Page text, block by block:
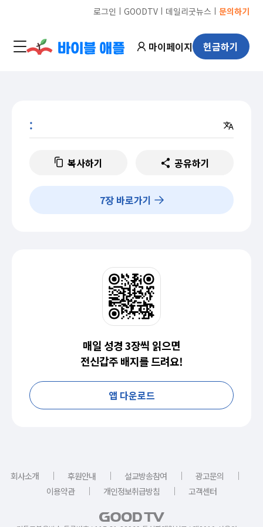
로그인 ㅣ GOODTVㅣ 데일리굿뉴스 ㅣ 문의하기
마이페이지 헌금하기
:
복사하기 공유하기
7장 바로가기
매일 성경 3장씩 읽으면
전신갑주 배지를 드려요!
앱 다운로드
회사소개 ｜ 후원안내 ｜ 설교방송참여 ｜ 광고문의
｜
이용약관
｜ 개인정보취급방침 ｜ 고객센터